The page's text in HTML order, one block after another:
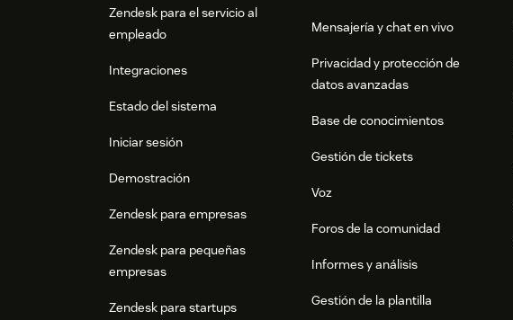
Zendesk para el servicio al
empleado
Integraciones
Estado del sistema
Iniciar sesión
Demostración
Zendesk para empresas
Zendesk para pequeñas
empresas
Zendesk para startups
Mensajería y chat en vivo
Privacidad y protección de
datos avanzadas
Base de conocimientos
Gestión de tickets
Voz
Foros de la comunidad
Informes y análisis
Gestión de la plantilla